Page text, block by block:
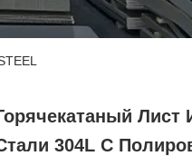
304L С